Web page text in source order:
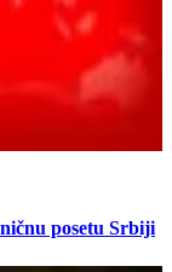
posetu Srbiji